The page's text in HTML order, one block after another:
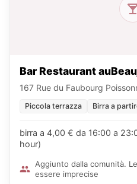
Bar Restaurant
167 Rue du Faubourg
Piccola terrazza Birra a
birra a 4,00 € da 16:00 a
hour)
Aggiunto dalla comunità.
essere imprecise